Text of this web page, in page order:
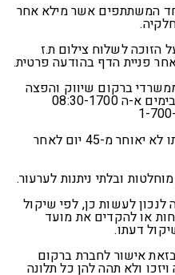
המשתתפים אשר מילא אחר
הזוכה לשלוח צילום ת.ז
ברקום שיווק והפצה
אשר נמצאים בבילו סנטר בלבד! בימים א-ה 08:30-1700
9. על הזוכה יהיה לממש את זכייתו לא יאוחר מ-45 יום לאחר
לנכון לעשות כן, לפי שיקול
או להקדים את מועד
דעתו.
בזאת אישור לחברת ברקום
ולא תהה להן כל תלונה